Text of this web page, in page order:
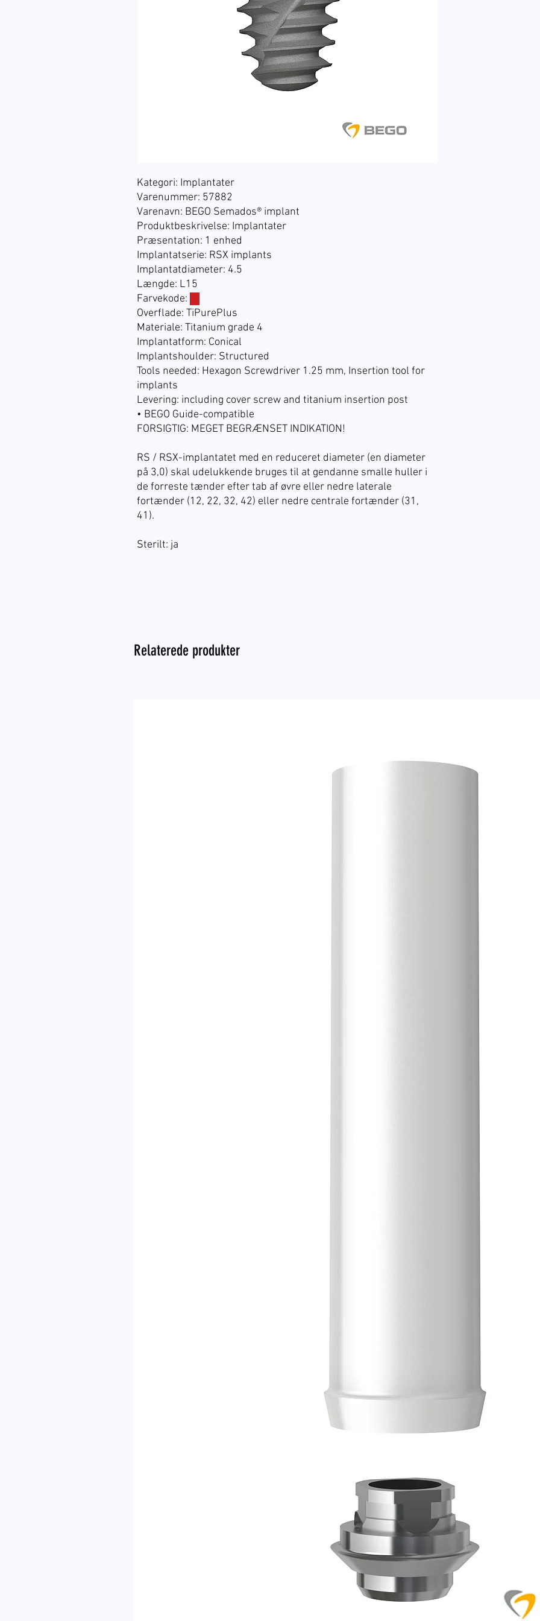
Kategori: Implantater
Varenummer: 57882
Varenavn: BEGO Semados® implant
Produktbeskrivelse: Implantater
Præsentation: 1 enhed
Implantatserie: RSX implants
Implantatdiameter: 4.5
Længde: L15
Farvekode:
Overflade: TiPurePlus
Materiale: Titanium grade 4
Implantatform: Conical
Implantshoulder: Structured
Tools needed: Hexagon Screwdriver 1.25 mm, Insertion tool for
implants
Levering: including cover screw and titanium insertion post
• BEGO Guide-compatible
FORSIGTIG: MEGET BEGRÆNSET INDIKATION!
RS / RSX-implantatet med en reduceret diameter (en diameter
på 3,0) skal udelukkende bruges til at gendanne smalle huller i
de forreste tænder efter tab af øvre eller nedre laterale
fortænder (12, 22, 32, 42) eller nedre centrale fortænder (31,
41).
Sterilt: ja
Relaterede produkter